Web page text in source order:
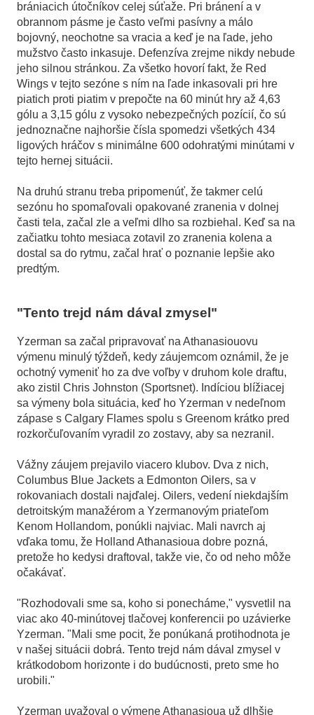
brániacich útočníkov celej súťaže. Pri bránení a v
obrannom pásme je často veľmi pasívny a málo
bojovný, neochotne sa vracia a keď je na ľade, jeho
mužstvo často inkasuje. Defenzíva zrejme nikdy nebude
jeho silnou stránkou. Za všetko hovorí fakt, že Red
Wings v tejto sezóne s ním na ľade inkasovali pri hre
piatich proti piatim v prepočte na 60 minút hry až 4,63
gólu a 3,15 gólu z vysoko nebezpečných pozícií, čo sú
jednoznačne najhoršie čísla spomedzi všetkých 434
ligových hráčov s minimálne 600 odohratými minútami v
tejto hernej situácii.
Na druhú stranu treba pripomenúť, že takmer celú
sezónu ho spomaľovali opakované zranenia v dolnej
časti tela, začal zle a veľmi dlho sa rozbiehal. Keď sa na
začiatku tohto mesiaca zotavil zo zranenia kolena a
dostal sa do rytmu, začal hrať o poznanie lepšie ako
predtým.
"Tento trejd nám dával zmysel"
Yzerman sa začal pripravovať na Athanasiouovu
výmenu minulý týždeň, kedy záujemcom oznámil, že je
ochotný vymeniť ho za dve voľby v druhom kole draftu,
ako zistil Chris Johnston (Sportsnet). Indíciou blížiacej
sa výmeny bola situácia, keď ho Yzerman v nedeľnom
zápase s Calgary Flames spolu s Greenom krátko pred
rozkorčuľovaním vyradil zo zostavy, aby sa nezranil.
Vážny záujem prejavilo viacero klubov. Dva z nich,
Columbus Blue Jackets a Edmonton Oilers, sa v
rokovaniach dostali najďalej. Oilers, vedení niekdajším
detroitským manažérom a Yzermanovým priateľom
Kenom Hollandom, ponúkli najviac. Mali navrch aj
vďaka tomu, že Holland Athanasioua dobre pozná,
pretože ho kedysi draftoval, takže vie, čo od neho môže
očakávať.
"Rozhodovali sme sa, koho si ponecháme," vysvetlil na
viac ako 40-minútovej tlačovej konferencii po uzávierke
Yzerman. "Mali sme pocit, že ponúkaná protihodnota je
v našej situácii dobrá. Tento trejd nám dával zmysel v
krátkodobom horizonte i do budúcnosti, preto sme ho
urobili."
Yzerman uvažoval o výmene Athanasioua už dlhšie